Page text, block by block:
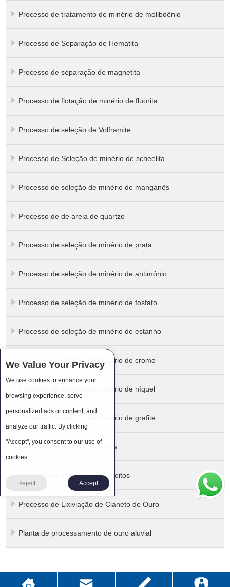
Processo de tratamento de minério de molibdênio
Processo de Separação de Hematita
Processo de separação de magnetita
Processo de flotação de minério de fluorita
Processo de seleção de Volframite
Processo de Seleção de minério de scheelita
Processo de seleção de minério de manganês
Processo de de areia de quartzo
Processo de seleção de minério de prata
Processo de seleção de minério de antimônio
Processo de seleção de minério de fosfato
Processo de seleção de minério de estanho
Processo de seleção de minério de cromo
Processo de seleção de minério de níquel
Processo de seleção de minério de grafite
Processo de seleção de barita
Processo de linha seca de rejeitos
Processo de Lixiviação de Cianeto de Ouro
Planta de processamento de ouro aluvial
We Value Your Privacy
We use cookies to enhance your
browsing experience, serve
personalized ads or content, and
analyze our traffic. By clicking
"Accept", you consent to our use of
cookies.
Reject Accept